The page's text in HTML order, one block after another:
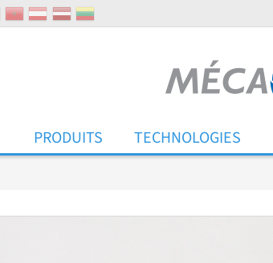
PRODUITS TECHNOLOGIES